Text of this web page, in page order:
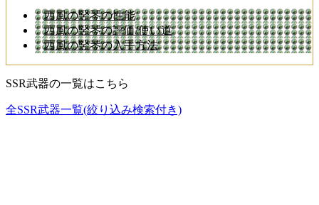
西風の竪琴の性能
西風の竪琴の評価/使い道
西風の竪琴の入手方法
SSR武器の一覧はこちら
全SSR武器一覧(絞り込み検索付き)